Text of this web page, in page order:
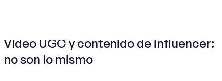
Vídeo UGC y contenido de influencer:
no son lo mismo